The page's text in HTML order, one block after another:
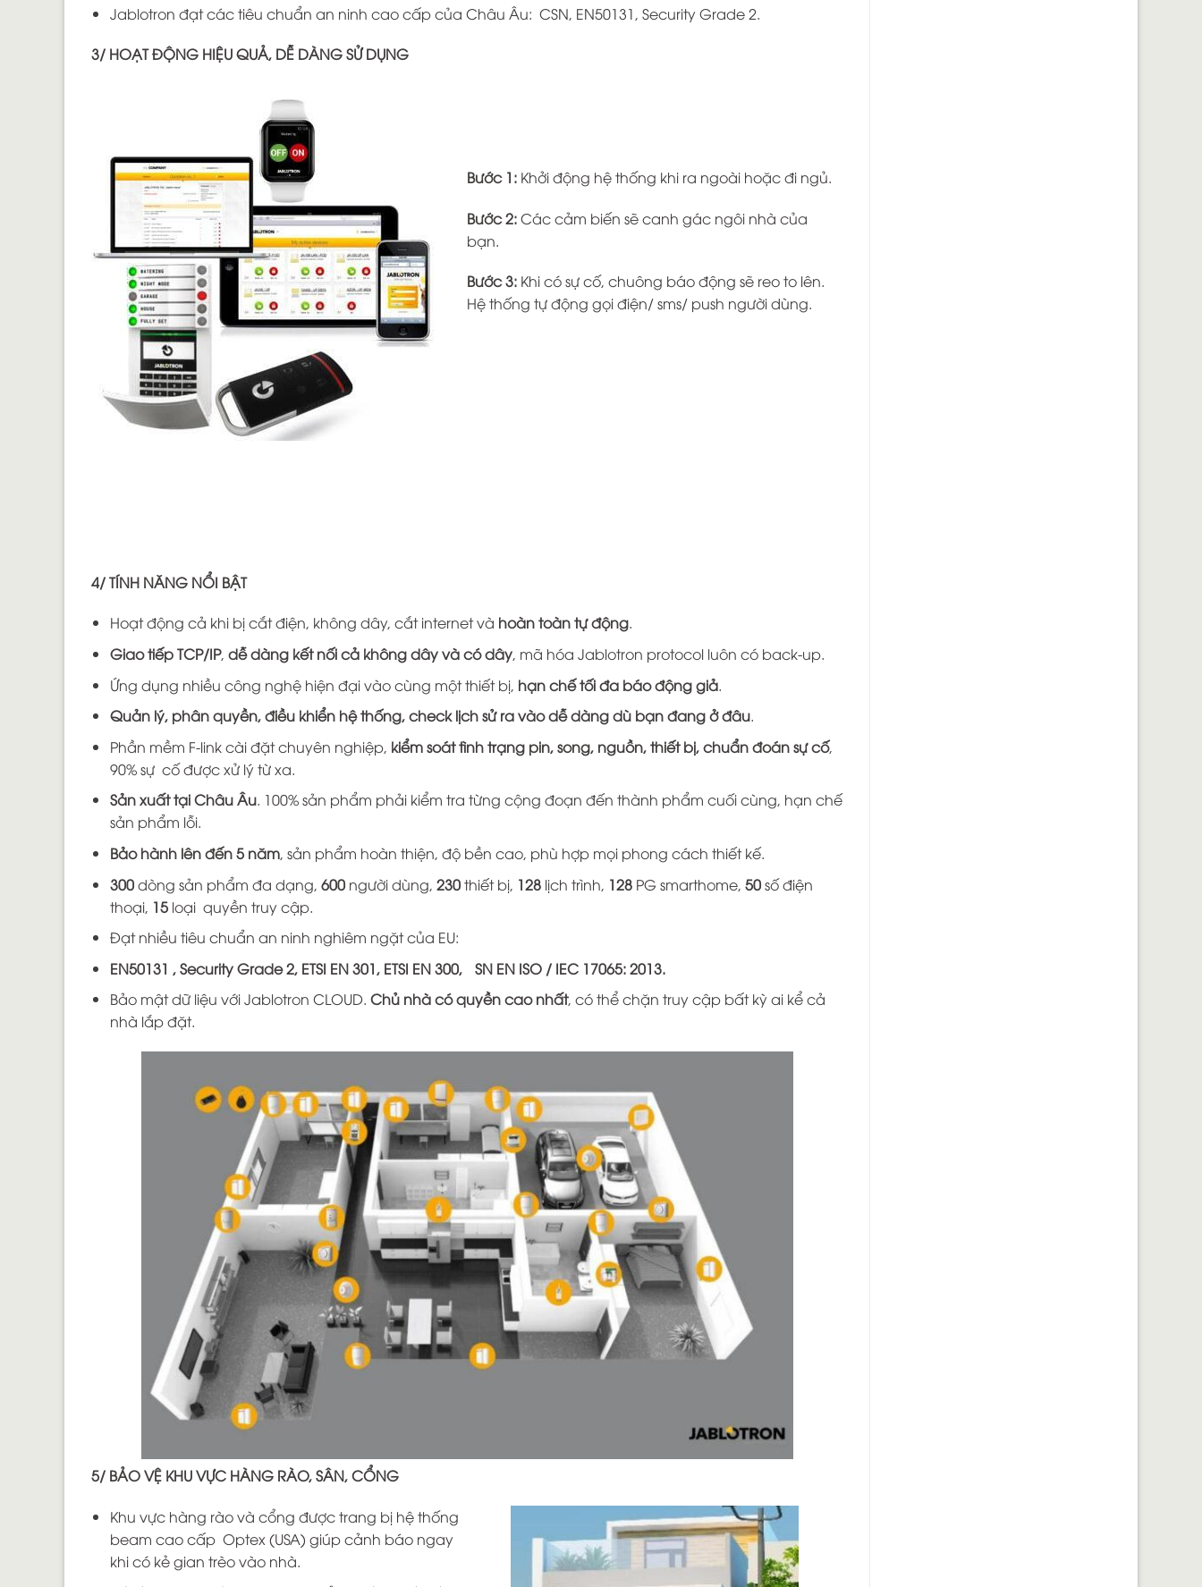
Jablotron đạt các tiêu chuẩn an ninh cao cấp của Châu Âu: CSN, EN50131, Security Grade 2.
3/ HOẠT ĐỘNG HIỆU QUẢ, DỄ DÀNG SỬ DỤNG
Bước 1: Khởi động hệ thống khi ra ngoài hoặc đi ngủ.
Bước 2:Các cảm biến sẽ canh gác ngôi nhà của
bạn.
Bước 3: Khi có sự cố, chuông báo động sẽ reo to lên.
Hệ thống tự động gọi điện/ sms/ push người dùng.
4/ TÍNH NĂNG NỔI BẬT
Hoạt động cả khi bị cắt điện, không dây, cắt internet và hoàn toàn tự động.
Giao tiếp TCP/IP, dễ dàng kết nối cả không dây và có dây, mã hóa Jablotron protocol luôn có back-up.
Ứng dụng nhiều công nghệ hiện đại vào cùng một thiết bị, hạn chế tối đa báo động giả.
Quản lý, phân quyền, điều khiển hệ thống, check lịch sử ra vào dễ dàng dù bạn đang ở đâu.
Phần mềm F-link cài đặt chuyên nghiệp, kiểm soát tình trạng pin, song, nguồn, thiết bị, chuẩn đoán sự cố,
90% sự cố được xử lý từ xa.
Sản xuất tại Châu Âu. 100% sản phẩm phải kiểm tra từng cộng đoạn đến thành phẩm cuối cùng, hạn chế
sản phẩm lỗi.
Bảo hành lên đến 5 năm, sản phẩm hoàn thiện, độ bền cao, phù hợp mọi phong cách thiết kế.
300dòng sản phẩm đa dạng, 600 người dùng, 230thiết bị, 128 lịch trình, 128 PG smarthome, 50số điện
thoại, 15 loại quyền truy cập.
Đạt nhiều tiêu chuẩn an ninh nghiêm ngặt của EU:
EN50131 , Security Grade 2, ETSI EN 301, ETSI EN 300, ČSN EN ISO / IEC 17065: 2013.
Bảo mật dữ liệu với Jablotron CLOUD. Chủ nhà có quyền cao nhất, có thể chặn truy cập bất kỳ ai kể cả
nhà lắp đặt.
5/ BẢO VỆ KHU VỰC HÀNG RÀO, SÂN, CỔNG
Khu vực hàng rào và cổng được trang bị hệ thống
beam cao cấp Optex (USA) giúp cảnh báo ngay
khi có kẻ gian trèo vào nhà.